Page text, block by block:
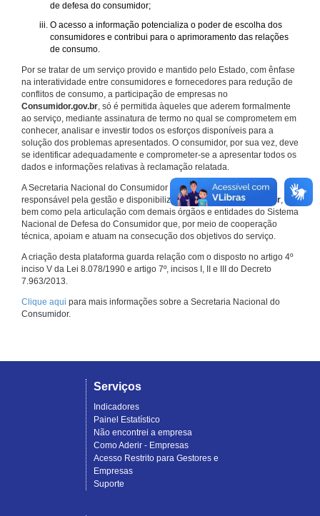
de defesa do consumidor;
O acesso a informação potencializa o poder de escolha dos
consumidores e contribui para o aprimoramento das relações
de consumo.
Por se tratar de um serviço provido e mantido pelo Estado, com ênfase
na interatividade entre consumidores e fornecedores para redução de
conflitos de consumo, a participação de empresas no
Consumidor.gov.br, só é permitida àqueles que aderem formalmente
ao serviço, mediante assinatura de termo no qual se comprometem em
conhecer, analisar e investir todos os esforços disponíveis para a
solução dos problemas apresentados. O consumidor, por sua vez, deve
se identificar adequadamente e comprometer-se a apresentar todos os
dados e informações relativas à reclamação relatada.
A Secretaria Nacional do Consumidor do Ministério da Justiça é a
responsável pela gestão e disponibilização doConsumidor.gov.br,
bem como pela articulação com demais órgãos e entidades do Sistema
Nacional de Defesa do Consumidor que, por meio de cooperação
técnica, apoiam e atuam na consecução dos objetivos do serviço.
A criação desta plataforma guarda relação com o disposto no artigo 4º
inciso V da Lei 8.078/1990 e artigo 7º, incisos I, II e III do Decreto
7.963/2013.
Clique aqui para mais informações sobre a Secretaria Nacional do
Consumidor.
Serviços
Indicadores
Painel Estatístico
Não encontrei a empresa
Como Aderir - Empresas
Acesso Restrito para Gestores e
Empresas
Suporte